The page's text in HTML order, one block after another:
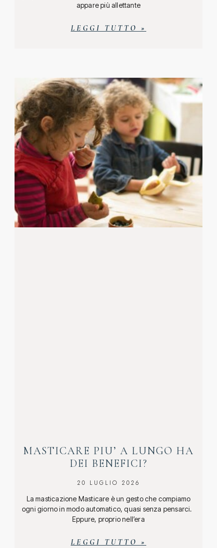
appare più allettante
LEGGI TUTTO »
MASTICARE PIU’ A LUNGO HA
DEI BENEFICI?
20 LUGLIO 2026
La masticazione Masticare è un gesto che compiamo
ogni giorno in modo automatico, quasi senza pensarci.
Eppure, proprio nell’era
LEGGI TUTTO »